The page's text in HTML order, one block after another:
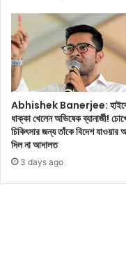
ত
বে
?
এ
ই
৪
টি
টি
প
স
শ্রু
তি
দি
লে
ন
ডো
না
ল্ড
ট্রা
ম্প
Abhishek Banerjee:
ধাক্কা খেলেন অভিষেক ব্যানার্জী!
চিকিৎসার জন্য তাঁকে বিদেশ যাওয়ার
দিল না আদালত
3 days ago